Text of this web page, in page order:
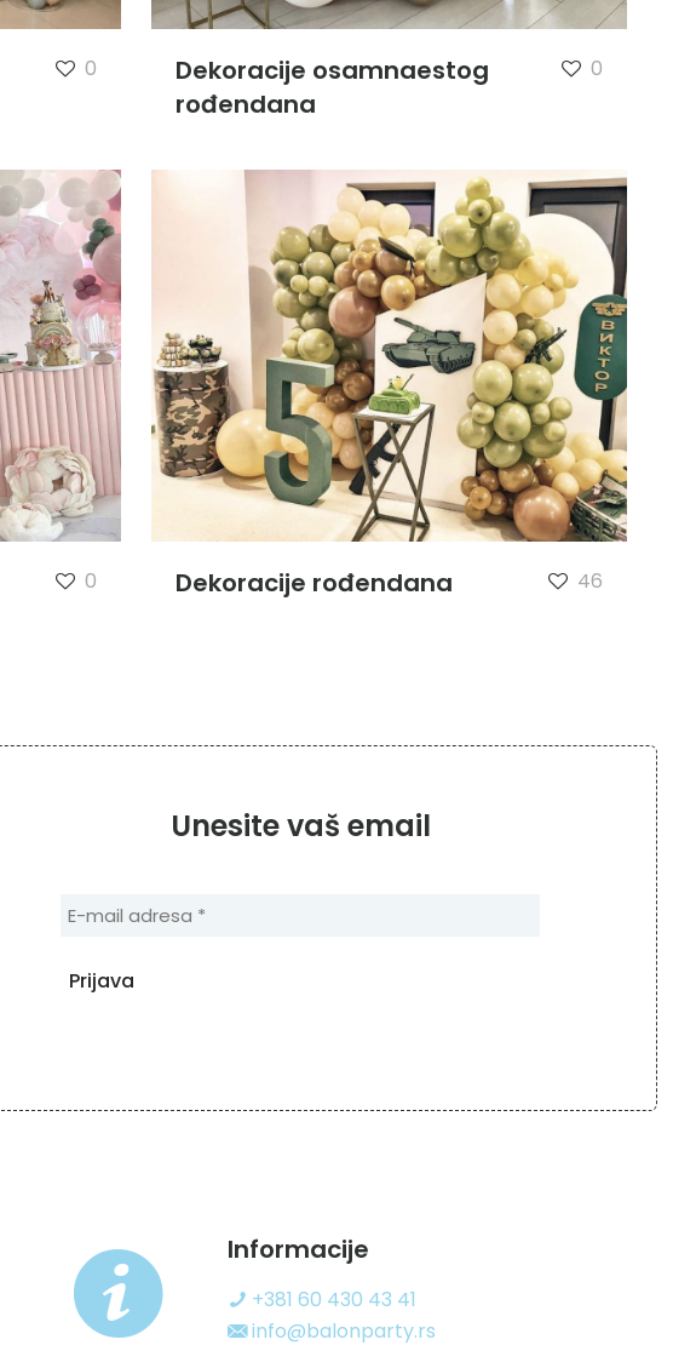
0
Dekoracije osamnaestog
rođendana
0
0 Dekoracije rođendana 46
Unesite vaš email
Informacije
+381 60 430 43 41
info@balonparty.rs